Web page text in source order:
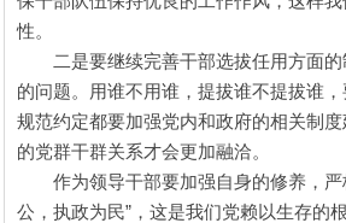
性。
二是要继续完善干部选拔任用方面的
的问题。用谁不用谁，提拔谁不提拔谁
规范约定都要加强党内和政府的相关制
的党群干群关系才会更加融洽。
作为领导干部要加强自身的修养，严
公，执政为民”，这是我们党赖以生存的